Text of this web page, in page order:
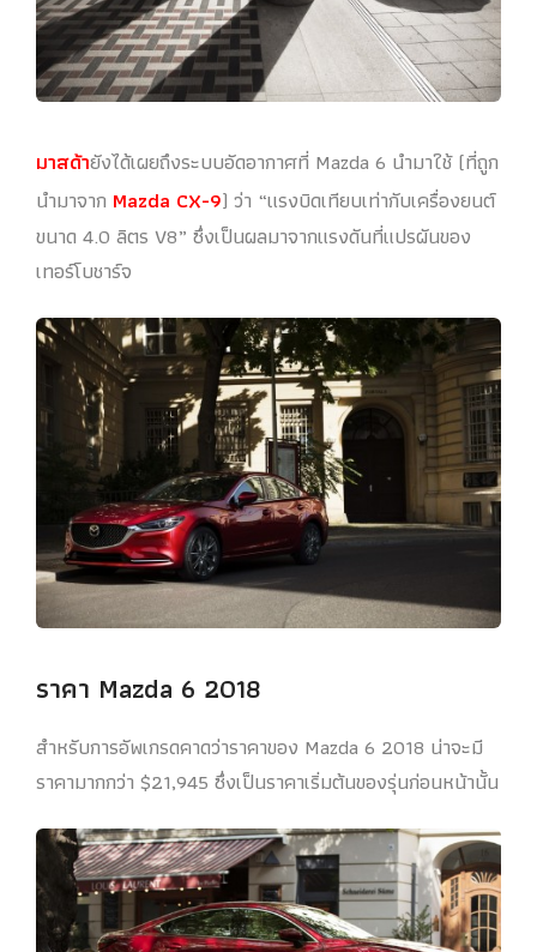
มาสด้ายังได้เผยถึงระบบอัดอากาศที่ Mazda 6 นำมาใช้ (ที่ถูก
นำมาจาก Mazda CX-9) ว่า “แรงบิดเทียบเท่ากับเครื่องยนต์
ขนาด 4.0 ลิตร V8” ซึ่งเป็นผลมาจากแรงดันที่แปรผันของ
เทอร์โบชาร์จ
ราคา Mazda 6 2018
สำหรับการอัพเกรดคาดว่าราคาของ Mazda 6 2018 น่าจะมี
ราคามากกว่า $21,945 ซึ่งเป็นราคาเริ่มต้นของรุ่นก่อนหน้านั้น